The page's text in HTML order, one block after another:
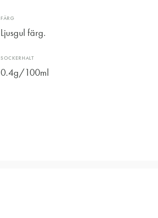
FÄRG
Ljusgul färg.
SOCKERHALT
0.4g/100ml